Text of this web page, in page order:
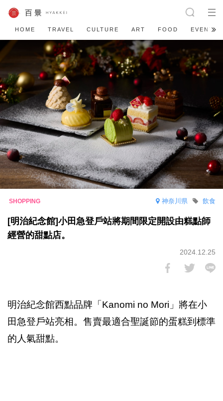
HOME TRAVEL CULTURE ART FOOD EVENT
神奈川県 飲食
[明治紀念館]小田急登戶站將期間限定開設由糕點師
經營的甜點店。
2024.12.25
明治紀念館西點品牌「Kanomi no Mori」將在小
田急登戶站亮相。售賣最適合聖誕節的蛋糕到標準
的人氣甜點。